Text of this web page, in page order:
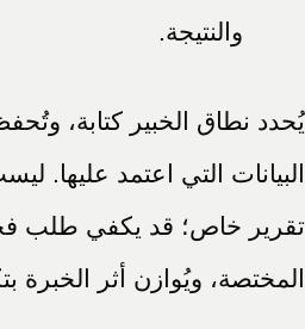
والنتيجة.
يُحدد نطاق الخبير كتابة،
البيانات التي اعتمد عليها.
تقرير خاص؛ قد يكفي طلب
المختصة، ويُوازن أثر الخبرة